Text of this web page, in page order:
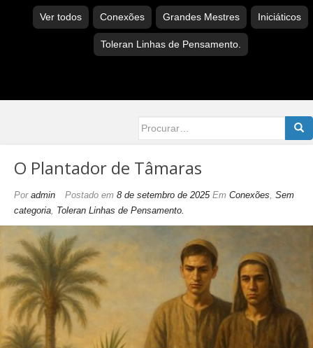
Ver todos Conexões Grandes Mestres Iniciáticos
Toleran Linhas de Pensamento.
for:
O Plantador de Tâmaras
Por admin Postado em 8 de setembro de 2025 Em Conexões, Sem
categoria, Toleran Linhas de Pensamento.